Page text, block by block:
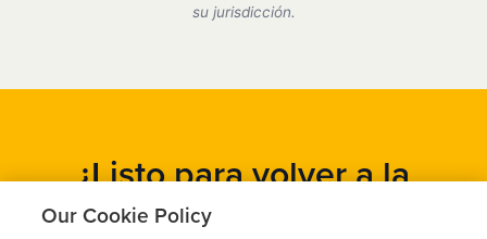
su jurisdicción.
¿Listo para volver a la
carretera?
Our Cookie Policy